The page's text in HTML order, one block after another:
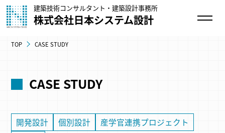
建築技術コンサルタント・建築設計事務所
株式会社日本システム設計
TOP CASE STUDY
CASE STUDY
開発設計 個別設計
産学官連携プロジェクト